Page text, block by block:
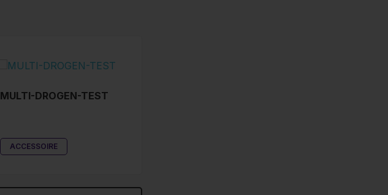
MULTI-DROGEN-TEST
ACCESSOIRE